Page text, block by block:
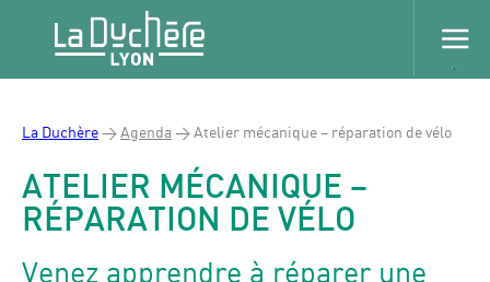
La Duchère>Agenda >Atelier mécanique – réparation de vélo
ATELIER MÉCANIQUE –
RÉPARATION DE VÉLO
Venez apprendre à réparer une